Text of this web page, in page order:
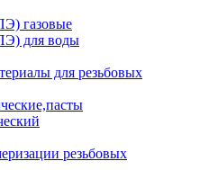
газовые
для воды
для резьбовых
резьбовых